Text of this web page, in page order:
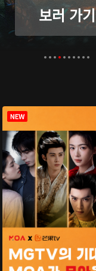
보러 가기